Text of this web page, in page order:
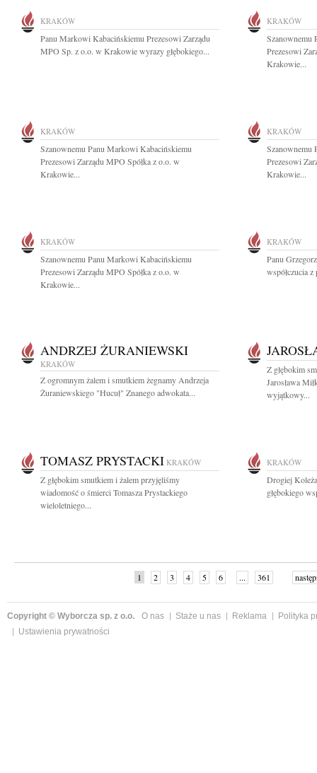
KRAKÓW
Panu Markowi Kabacińskiemu Prezesowi Zarządu
MPO Sp. z o.o. w Krakowie wyrazy głębokiego...
KRAKÓW
Szanownemu
Prezesowi
Krakowie...
KRAKÓW
Szanownemu Panu Markowi Kabacińskiemu
Prezesowi Zarządu MPO Spółka z o.o. w
Krakowie...
KRAKÓW
Szanownemu
Prezesowi
Krakowie...
KRAKÓW
Szanownemu Panu Markowi Kabacińskiemu
Prezesowi Zarządu MPO Spółka z o.o. w
Krakowie...
KRAKÓW
Panu
współczucia
ANDRZEJ ŻURANIEWSKI
KRAKÓW
Z ogromnym żalem i smutkiem żegnamy Andrzeja
Żuraniewskiego "Hucuł" Znanego adwokata...
Z głębokim
Jarosława
wyjątkowy...
TOMASZ PRYSTACKI KRAKÓW
Z głębokim smutkiem i żalem przyjęliśmy
wiadomość o śmierci Tomasza Prystackiego
wieloletniego...
KRAKÓW
Drogiej
głębokiego
1 2 3 4 5 6 ... 361
Copyright © Wyborcza sp. z o.o. O nas Staże u nas Reklama
Polityka
Ustawienia prywatności